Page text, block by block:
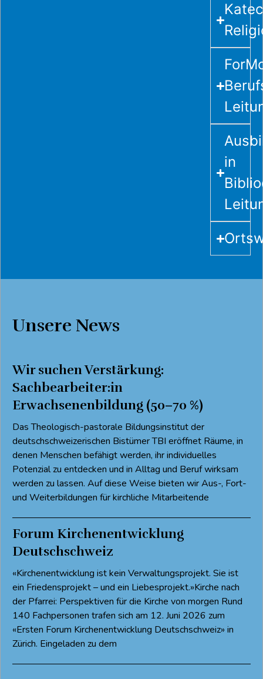
in
Unsere News
Wir suchen Verstärkung:
Sachbearbeiter:in
Erwachsenenbildung (50–70 %)
Das Theologisch-pastorale Bildungsinstitut der
deutschschweizerischen Bistümer TBI eröffnet Räume, in
denen Menschen befähigt werden, ihr individuelles
Potenzial zu entdecken und in Alltag und Beruf wirksam
werden zu lassen. Auf diese Weise bieten wir Aus-, Fort-
und Weiterbildungen für kirchliche Mitarbeitende
Forum Kirchenentwicklung
Deutschschweiz
«Kirchenentwicklung ist kein Verwaltungsprojekt. Sie ist
ein Friedensprojekt – und ein Liebesprojekt.»Kirche nach
der Pfarrei: Perspektiven für die Kirche von morgen Rund
140 Fachpersonen trafen sich am 12. Juni 2026 zum
«Ersten Forum Kirchenentwicklung Deutschschweiz» in
Zürich. Eingeladen zu dem